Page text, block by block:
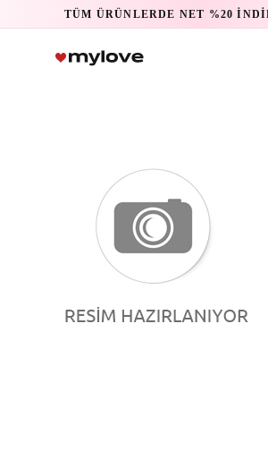
TÜM ÜRÜNLERDE NET %20